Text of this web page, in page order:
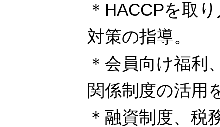
＊HACCPを取
対策の指導。
＊会員向け福利
関係制度の活用
＊融資制度、税